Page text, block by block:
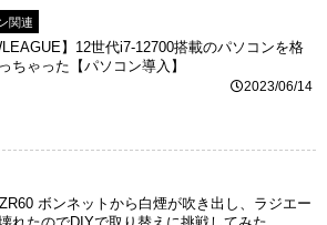
関連
】12世代i7-12700搭載のパソコンを格
ちゃった【パソコン導入】
2023/06/14
ボンネットから白煙が吹き出し、ラジエー